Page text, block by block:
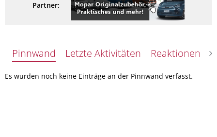
Partner:
Pinnwand Letzte Aktivitäten Reaktionen
Es wurden noch keine Einträge an der Pinnwand verfasst.